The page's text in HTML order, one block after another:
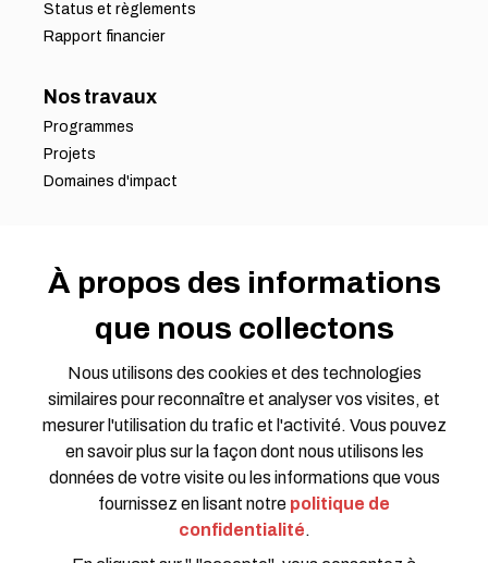
Status et règlements
Rapport financier
Nos travaux
Programmes
Projets
Domaines d'impact
Devenir partenaire
Offres d'emploi
Opportunités de bénévolat
Groupes de travail
Rejoindre la conversation
À propos des informations
que nous collectons
Nous utilisons des cookies et des technologies
similaires pour reconnaître et analyser vos visites, et
mesurer l'utilisation du trafic et l'activité. Vous pouvez
en savoir plus sur la façon dont nous utilisons les
données de votre visite ou les informations que vous
fournissez en lisant notre politique de
confidentialité.